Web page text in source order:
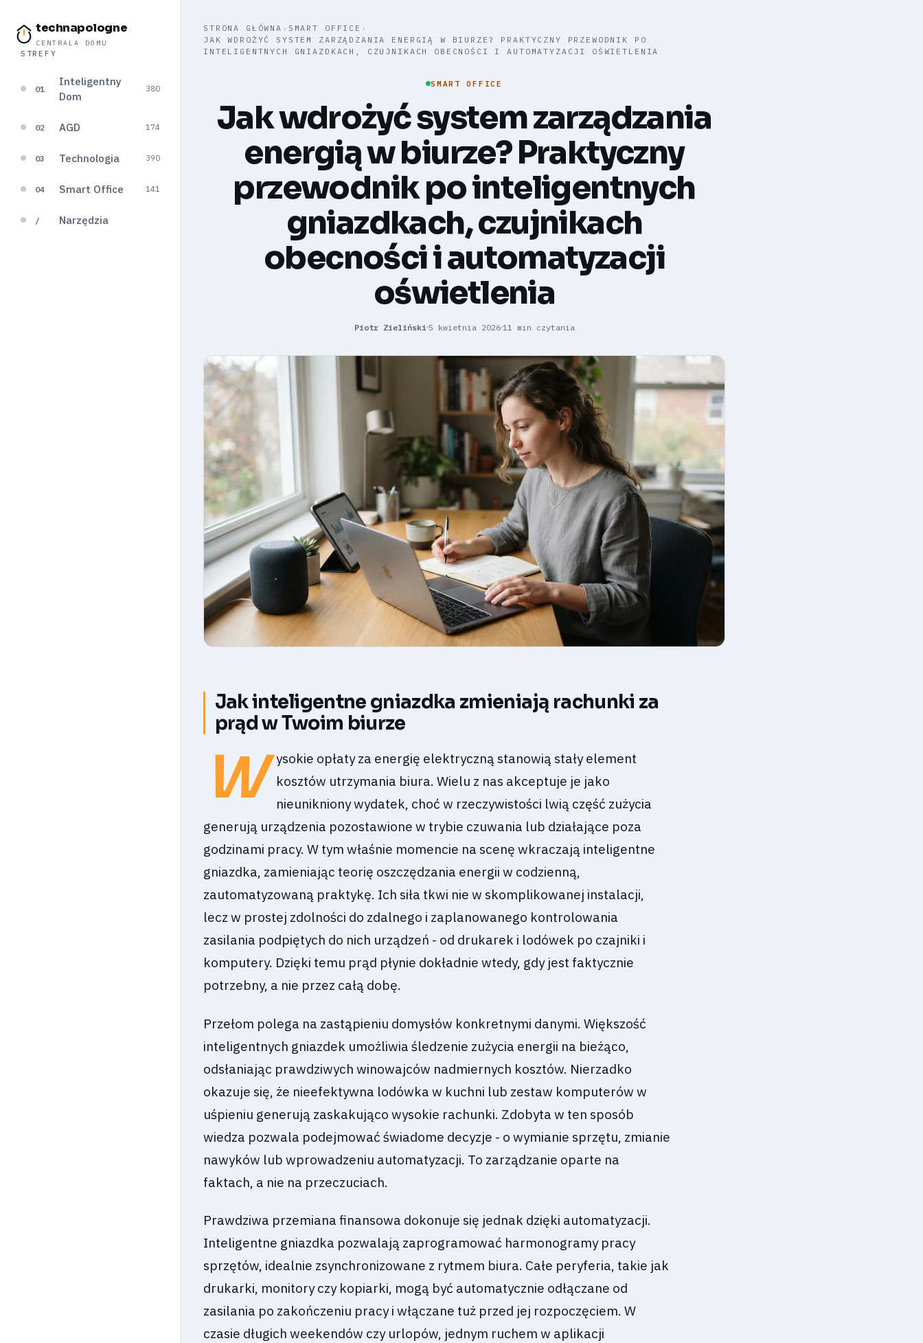
technapologne
CENTRALA DOMU
STREFY
01
Inteligentny
Dom
380
02 AGD 174
03 Technologia 390
04 Smart Office 141
/ Narzędzia
STRONA GŁÓWNA › SMART OFFICE ›
JAK WDROŻYĆ SYSTEM ZARZĄDZANIA ENERGIĄ W BIURZE? PRAKTYCZNY PRZEWODNIK PO
INTELIGENTNYCH GNIAZDKACH, CZUJNIKACH OBECNOŚCI I AUTOMATYZACJI OŚWIETLENIA
SMART OFFICE
Jak wdrożyć system zarządzania
energią w biurze? Praktyczny
przewodnik po inteligentnych
gniazdkach, czujnikach
obecności i automatyzacji
oświetlenia
Piotr Zieliński 5 kwietnia 2026 11 min czytania
Jak inteligentne gniazdka zmieniają rachunki za
prąd w Twoim biurze
W
ysokie opłaty za energię elektryczną stanowią stały element
kosztów utrzymania biura. Wielu z nas akceptuje je jako
nieunikniony wydatek, choć w rzeczywistości lwią część zużycia
generują urządzenia pozostawione w trybie czuwania lub działające poza
godzinami pracy. W tym właśnie momencie na scenę wkraczają inteligentne
gniazdka, zamieniając teorię oszczędzania energii w codzienną,
zautomatyzowaną praktykę. Ich siła tkwi nie w skomplikowanej instalacji,
lecz w prostej zdolności do zdalnego i zaplanowanego kontrolowania
zasilania podpiętych do nich urządzeń - od drukarek i lodówek po czajniki i
komputery. Dzięki temu prąd płynie dokładnie wtedy, gdy jest faktycznie
potrzebny, a nie przez całą dobę.
Przełom polega na zastąpieniu domysłów konkretnymi danymi. Większość
inteligentnych gniazdek umożliwia śledzenie zużycia energii na bieżąco,
odsłaniając prawdziwych winowajców nadmiernych kosztów. Nierzadko
okazuje się, że nieefektywna lodówka w kuchni lub zestaw komputerów w
uśpieniu generują zaskakująco wysokie rachunki. Zdobyta w ten sposób
wiedza pozwala podejmować świadome decyzje - o wymianie sprzętu, zmianie
nawyków lub wprowadzeniu automatyzacji. To zarządzanie oparte na
faktach, a nie na przeczuciach.
Prawdziwa przemiana finansowa dokonuje się jednak dzięki automatyzacji.
Inteligentne gniazdka pozwalają zaprogramować harmonogramy pracy
sprzętów, idealnie zsynchronizowane z rytmem biura. Całe peryferia, takie jak
drukarki, monitory czy kopiarki, mogą być automatycznie odłączane od
zasilania po zakończeniu pracy i włączane tuż przed jej rozpoczęciem. W
czasie długich weekendów czy urlopów, jednym ruchem w aplikacji